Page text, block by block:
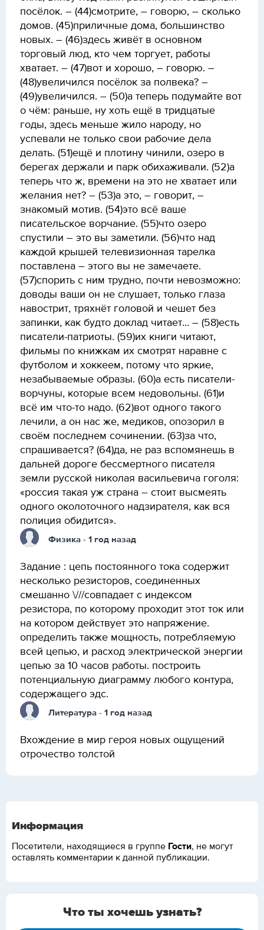
посёлок. – (44)смотрите, – говорю, – сколько
домов. (45)приличные дома, большинство
новых. – (46)здесь живёт в основном
торговый люд, кто чем торгует, работы
хватает. – (47)вот и хорошо, – говорю. –
(48)увеличился посёлок за полвека? –
(49)увеличился. – (50)а теперь подумайте вот
о чём: раньше, ну хоть ещё в тридцатые
годы, здесь меньше жило народу, но
успевали не только свои рабочие дела
делать. (51)ещё и плотину чинили, озеро в
берегах держали и парк обихаживали. (52)а
теперь что ж, времени на это не хватает или
желания нет? – (53)а это, – говорит, –
знакомый мотив. (54)это всё ваше
писательское ворчание. (55)что озеро
спустили – это вы заметили. (56)что над
каждой крышей телевизионная тарелка
поставлена – этого вы не замечаете.
(57)спорить с ним трудно, почти невозможно:
доводы ваши он не слушает, только глаза
навострит, тряхнёт головой и чешет без
запинки, как будто доклад читает… – (58)есть
писатели-патриоты. (59)их книги читают,
фильмы по книжкам их смотрят наравне с
футболом и хоккеем, потому что яркие,
незабываемые образы. (60)а есть писатели-
ворчуны, которые всем недовольны. (61)и
всё им что-то надо. (62)вот одного такого
лечили, а он нас же, медиков, опозорил в
своём последнем сочинении. (63)за что,
спрашивается? (64)да, не раз вспомянешь в
дальней дороге бессмертного писателя
земли русской николая васильевича гоголя:
«россия такая уж страна – стоит высмеять
одного околоточного надзирателя, как вся
полиция обидится».
Физика - 1 год назад
Задание : цепь постоянного тока содержит
несколько резисторов, соединенных
смешанно \///совпадает с индексом
резистора, по которому проходит этот ток или
на котором действует это напряжение.
определить также мощность, потребляемую
всей цепью, и расход электрической энергии
цепью за 10 часов работы. построить
потенциальную диаграмму любого контура,
содержащего эдс.
Литература - 1 год назад
Вхождение в мир героя новых ощущений
отрочество толстой
Информация
Посетители, находящиеся в группе Гости, не могут
оставлять комментарии к данной публикации.
Что ты хочешь узнать?